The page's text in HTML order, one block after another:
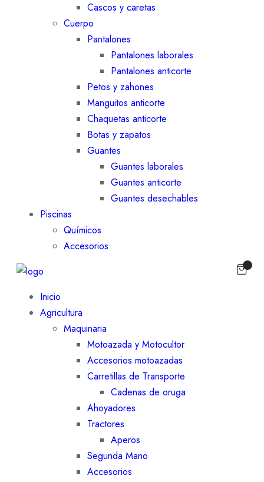
Cascos y caretas
Cuerpo
Pantalones
Pantalones laborales
Pantalones anticorte
Petos y zahones
Manguitos anticorte
Chaquetas anticorte
Botas y zapatos
Guantes
Guantes laborales
Guantes anticorte
Guantes desechables
Piscinas
Químicos
Accesorios
Inicio
Agricultura
Maquinaria
Motoazada y Motocultor
Accesorios motoazadas
Carretillas de Transporte
Cadenas de oruga
Ahoyadores
Tractores
Aperos
Segunda Mano
Accesorios